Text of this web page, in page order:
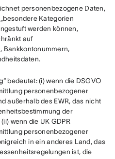
personenbezogene Daten,
Kategorien
werden können,
auf
Bankkontonummern,
“ bedeutet: (i) wenn die DSGVO
personenbezogener
außerhalb des EWR, das nicht
der
wenn die UK GDPR
personenbezogener
in ein anderes Land, das
ist, die